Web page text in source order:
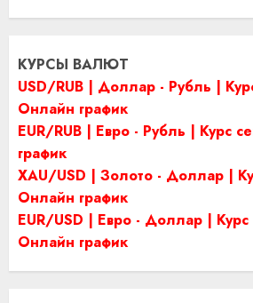
КУРСЫ ВАЛЮТ
USD/RUB | Доллар - Рубль |
Онлайн график
EUR/RUB | Евро - Рубль | Курс
график
XAU/USD | Золото - Доллар |
Онлайн график
EUR/USD | Евро - Доллар | Курс
Онлайн график